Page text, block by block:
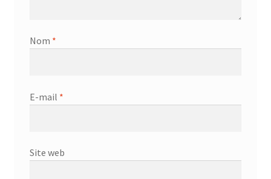
Nom *
E-mail *
Site web